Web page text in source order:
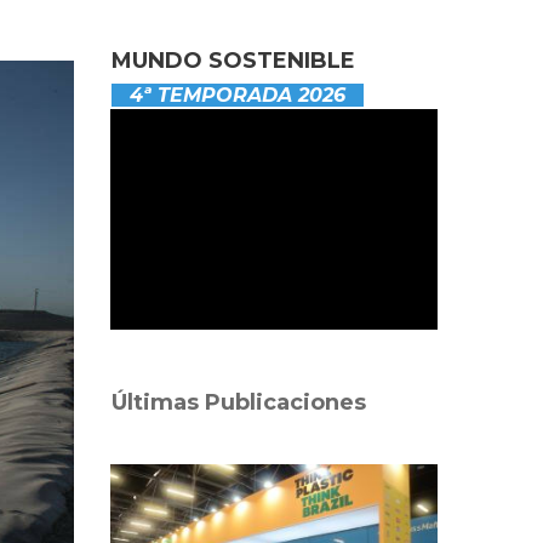
MUNDO SOSTENIBLE
4ª TEMPORADA 2026
Últimas Publicaciones